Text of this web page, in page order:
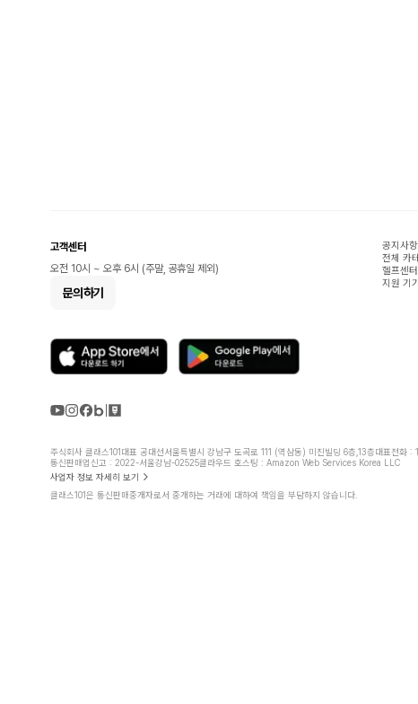
고객센터
오전 10시 ~ 오후 6시 (주말, 공휴일 제외)
문의하기
공지사항
전체 카
헬프센터
지원 기
주식회사 클래스101대표 공대선서울특별시 강남구 도곡로 111 (역삼동) 미진빌딩 6층,13층대표전화 :
통신판매업신고 : 2022-서울강남-02525클라우드 호스팅 : Amazon Web Services Korea LLC
사업자 정보 자세히 보기
클래스101은 통신판매중개자로서 중개하는 거래에 대하여 책임을 부담하지 않습니다.